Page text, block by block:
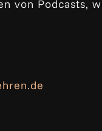
von Podcasts,